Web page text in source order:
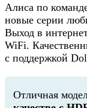
Алиса по
новые серии
Выход в
WiFi.
с поддержкой
Отличная